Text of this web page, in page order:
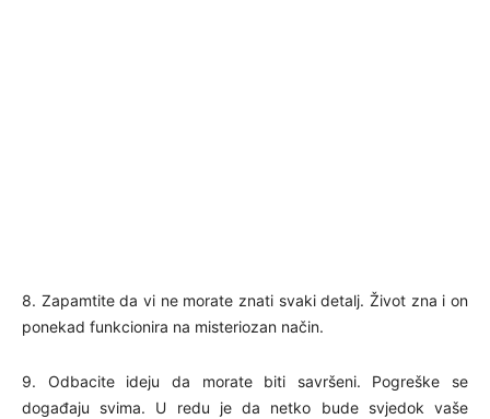
8. Zapamtite da vi ne morate znati svaki detalj. Život zna i on
ponekad funkcionira na misteriozan način.
9. Odbacite ideju da morate biti savršeni. Pogreške se
događaju svima. U redu je da netko bude svjedok vaše